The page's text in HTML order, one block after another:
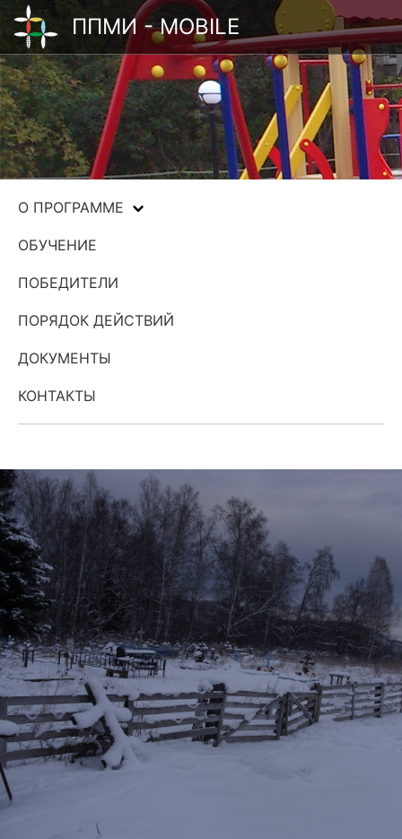
ППМИ - MOBILE
О ПРОГРАММЕ
ОБУЧЕНИЕ
ПОБЕДИТЕЛИ
ПОРЯДОК ДЕЙСТВИЙ
ДОКУМЕНТЫ
КОНТАКТЫ